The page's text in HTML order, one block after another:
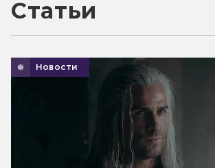
Статьи
Новости